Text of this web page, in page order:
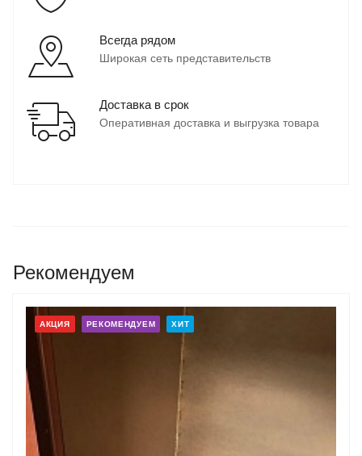
Всегда рядом
Широкая сеть представительств
Доставка в срок
Оперативная доставка и выгрузка товара
Рекомендуем
АКЦИЯ РЕКОМЕНДУЕМ ХИТ